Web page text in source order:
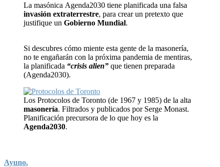
La masónica Agenda2030 tiene planificada una falsa
invasión extraterrestre, para crear un pretexto que
justifique un Gobierno Mundial.
Si descubres cómo miente esta gente de la masonería,
no te engañarán con la próxima pandemia de mentiras,
la planificada “crisis alien” que tienen preparada
(Agenda2030).
Los Protocolos de Toronto (de 1967 y 1985) de la alta
masonería. Filtrados y publicados por Serge Monast.
Planificación precursora de lo que hoy es la
Agenda2030.
Ayuno.